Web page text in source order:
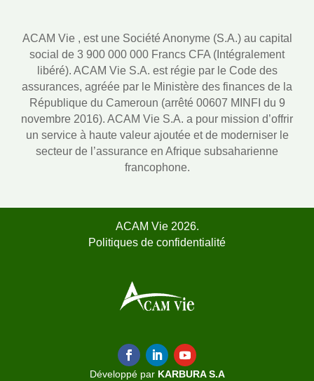
ACAM Vie , est une Société Anonyme (S.A.) au capital
social de 3 900 000 000 Francs CFA (Intégralement
libéré). ACAM Vie S.A. est régie par le Code des
assurances, agréée par le Ministère des finances de la
République du Cameroun (arrêté 00607 MINFI du 9
novembre 2016). ACAM Vie S.A. a pour mission d’offrir
un service à haute valeur ajoutée et de moderniser le
secteur de l’assurance en Afrique subsaharienne
francophone.
ACAM Vie 2026.
Politiques de confidentialité
Développé par KARBURA S.A